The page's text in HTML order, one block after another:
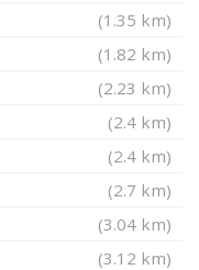
(1.35 km)
(1.82 km)
(2.23 km)
(2.4 km)
(2.4 km)
(2.7 km)
(3.04 km)
(3.12 km)